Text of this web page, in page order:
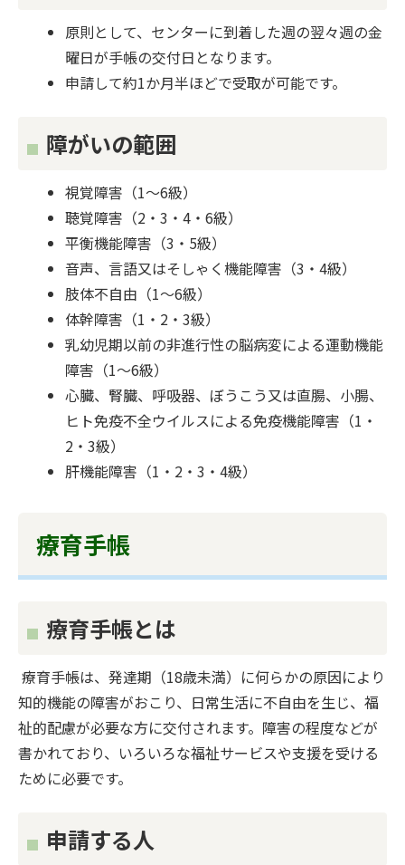
原則として、センターに到着した週の翌々週の金
曜日が手帳の交付日となります。
申請して約1か月半ほどで受取が可能です。
障がいの範囲
視覚障害（1～6級）
聴覚障害（2・3・4・6級）
平衡機能障害（3・5級）
音声、言語又はそしゃく機能障害（3・4級）
肢体不自由（1～6級）
体幹障害（1・2・3級）
乳幼児期以前の非進行性の脳病変による運動機能
障害（1～6級）
心臓、腎臓、呼吸器、ぼうこう又は直腸、小腸、
ヒト免疫不全ウイルスによる免疫機能障害（1・
2・3級）
肝機能障害（1・2・3・4級）
療育手帳
療育手帳とは
療育手帳は、発達期（18歳未満）に何らかの原因により
知的機能の障害がおこり、日常生活に不自由を生じ、福
祉的配慮が必要な方に交付されます。障害の程度などが
書かれており、いろいろな福祉サービスや支援を受ける
ために必要です。
申請する人